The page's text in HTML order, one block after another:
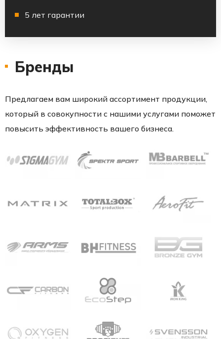
5 лет гарантии
Бренды
Предлагаем вам широкий ассортимент продукции,
который в совокупности с нашими услугами поможет
повысить эффективность вашего бизнеса.